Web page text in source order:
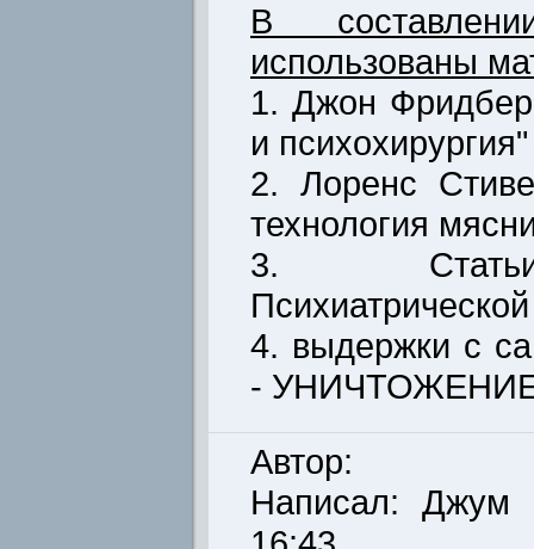
В
использованы
1. Джон
и психохирургия"
2. Лоренс
технология
3.
4. выдержки с
-
Автор:
Написал:Джум